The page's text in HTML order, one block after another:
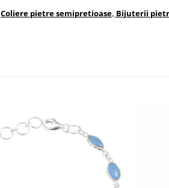
Coliere pietre semipretioase, Bijuterii